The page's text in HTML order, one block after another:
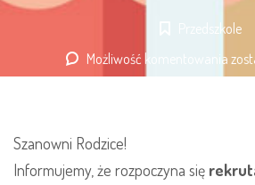
Przedszkole
Możliwość komentowania
Szanowni Rodzice!
Informujemy, że rozpoczyna się